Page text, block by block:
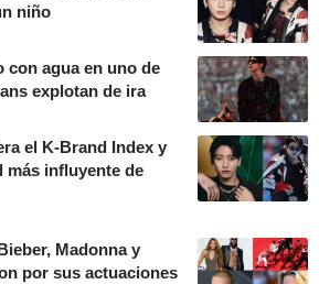
niño
con agua en uno de
explotan de ira
el K-Brand Index y
más influyente de
Madonna y
por sus actuaciones